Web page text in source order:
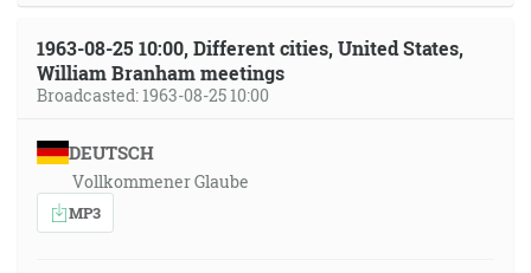
1963-08-25 10:00, Different cities, United States,
William Branham meetings
Broadcasted: 1963-08-25 10:00
DEUTSCH
Vollkommener Glaube
MP3